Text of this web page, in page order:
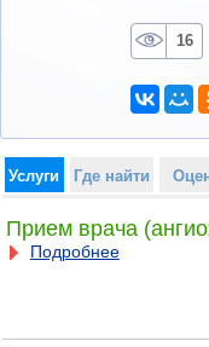
16
Услуги Где найти
Прием врача
Подробнее